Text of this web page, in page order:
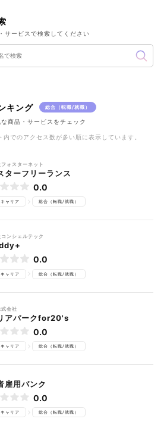
サービスで検索してください
キング 総合（転職/就職）
商品・サービスをチェック
でのアクセス数が多い順に表示しています。
ォスターネット
ターフリーランス
0.0
ャリア 総合（転職/就職）
ンシェルテック
0.0
ャリア 総合（転職/就職）
式会社
アパークfor20's
0.0
ャリア 総合（転職/就職）
雇用バンク
0.0
ャリア 総合（転職/就職）